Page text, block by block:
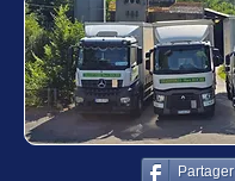
Partager